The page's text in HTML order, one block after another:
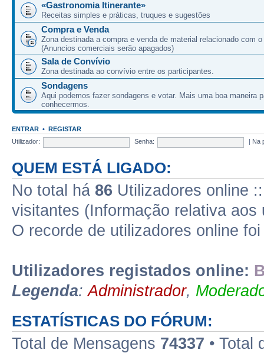
«Gastronomia Itinerante»
Receitas simples e práticas, truques e sugestões
Compra e Venda
Zona destinada a compra e venda de material relacionado com
(Anuncios comerciais serão apagados)
Sala de Convívio
Zona destinada ao convívio entre os participantes.
Sondagens
Aqui podemos fazer sondagens e votar. Mais uma boa maneira
conhecermos.
ENTRAR • REGISTAR
Utilizador:
Senha: Na
QUEM ESTÁ LIGADO:
No total há 86 Utilizadores online
visitantes (Informação relativa
O recorde de utilizadores online
Utilizadores registados online:
Legenda:Administrador,
ESTATÍSTICAS DO FÓRUM:
Total de Mensagens 74337 • Total